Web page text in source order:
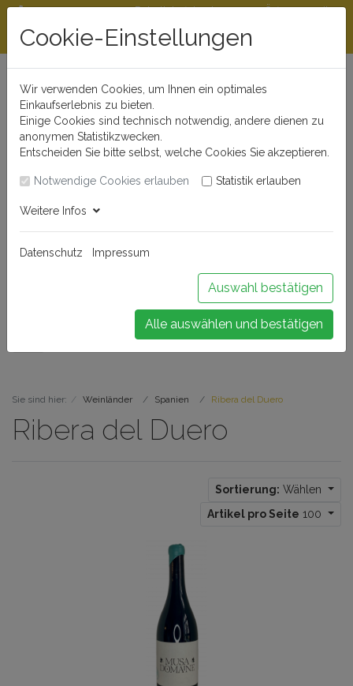
Beratungshotline
0721 - 830 777 0
Rabattstaffeln ab
300 €
Öffnungszeiten
Buchen Sie Ihr Weinseminar!
Sie sind hier: Weinländer Spanien Ribera del Duero
Ribera del Duero
Sortierung: Wählen
Artikel pro Seite 100
Cookie-Einstellungen
Wir verwenden Cookies, um Ihnen ein optimales
Einkaufserlebnis zu bieten.
Einige Cookies sind technisch notwendig, andere dienen zu
anonymen Statistikzwecken.
Entscheiden Sie bitte selbst, welche Cookies Sie akzeptieren.
Notwendige Cookies erlauben Statistik erlauben
Weitere Infos
Datenschutz Impressum
Auswahl bestätigen
Alle auswählen und bestätigen